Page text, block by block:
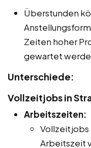
Überstunden
Zeiten hoher
gewartet
Unterschiede:
Vollzeitjobs in
Arbeitszeiten:
Vollzeitjobs
Arbeitszeit